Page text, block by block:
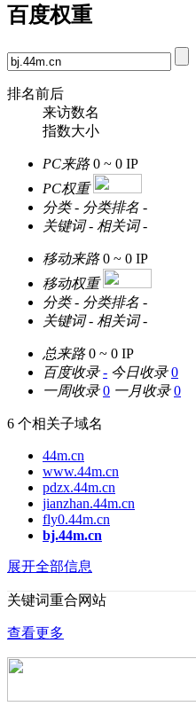
百度权重
排名前后
来访数名
指数大小
PC来路 0 ~ 0 IP
PC权重
分类 - 分类排名 -
关键词 - 相关词 -
移动来路 0 ~ 0 IP
移动权重
分类 - 分类排名 -
关键词 - 相关词 -
总来路 0 ~ 0 IP
百度收录 - 今日收录 0
一周收录 0 一月收录 0
6 个相关子域名
44m.cn
www.44m.cn
pdzx.44m.cn
jianzhan.44m.cn
fly0.44m.cn
bj.44m.cn
展开全部信息
关键词重合网站
查看更多